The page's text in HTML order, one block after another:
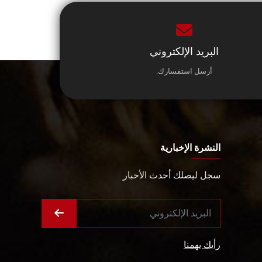
البريد الإلكتروني
أرسل استفسارك.
النشرة الإخبارية
سجل ليصلك أحدث الأخبار
رأيك يهمنا